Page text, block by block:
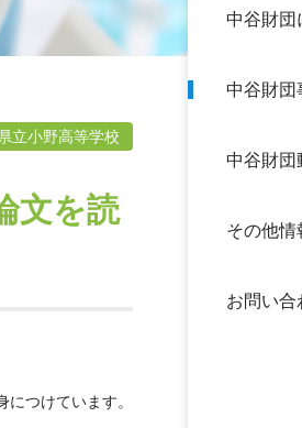
中谷財団
中谷財団
中谷財団
その他情
お問い合
立小野高等学校
文を読
つけています。